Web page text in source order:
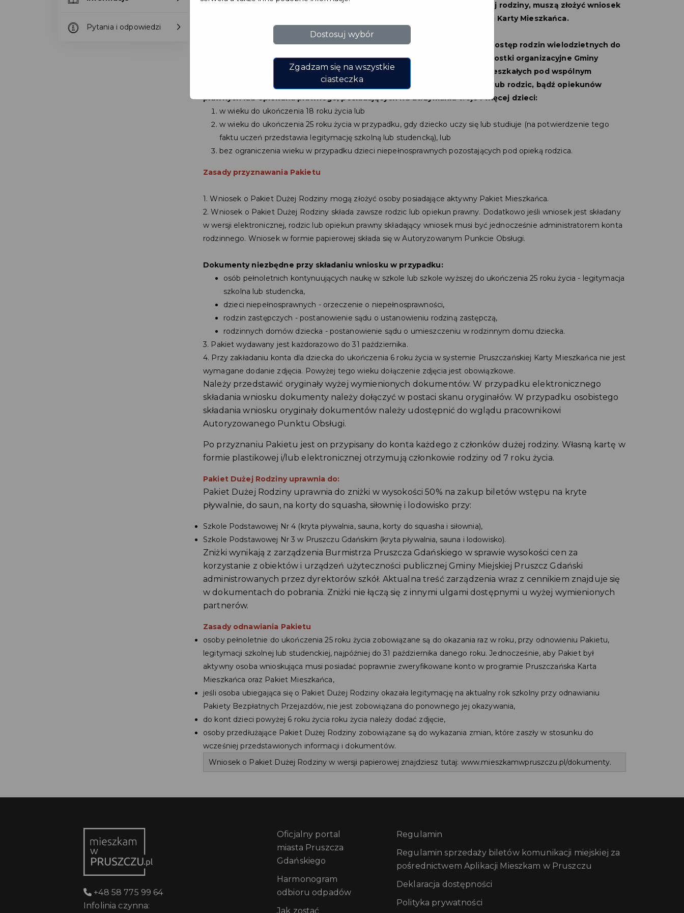
Pytania i odpowiedzi
ze zniżek i ulg wynikających z posiadania dużej rodziny, muszą złożyć wniosek
Pakiet Dużej Rodziny w ramach Pruszczańskiej Karty Mieszkańca.
Pakiet Dużej Rodziny powstał, aby zwiększyć dostęp rodzin wielodzietnych do
sportu i rekreacji w instytucjach oraz obiektach zarządzanych przez jednostki organizacyjne Gminy
Miejskiej Pruszcz Gdański. Pakiet adresowany jest do dużych rodzin zamieszkałych pod wspólnym
adresem na terenie miasta Pruszcz Gdański, składających się z rodziców lub rodzic, bądź opiekunów
prawnych lub opiekuna prawnego, posiadających na utrzymaniu troje i więcej dzieci:
w wieku do ukończenia 18 roku życia lub
w wieku do ukończenia 25 roku życia w przypadku, gdy dziecko uczy się lub studiuje (na potwierdzenie tego
faktu uczeń przedstawia legitymację szkolną lub studencką), lub
bez ograniczenia wieku w przypadku dzieci niepełnosprawnych pozostających pod opieką rodzica.
Zasady przyznawania Pakietu
1. Wniosek o Pakiet Dużej Rodziny mogą złożyć osoby posiadające aktywny Pakiet Mieszkańca.
2. Wniosek o Pakiet Dużej Rodziny składa zawsze rodzic lub opiekun prawny. Dodatkowo jeśli wniosek jest składany
w wersji elektronicznej, rodzic lub opiekun prawny składający wniosek musi być jednocześnie administratorem konta
rodzinnego. Wniosek w formie papierowej składa się w Autoryzowanym Punkcie Obsługi.
Dokumenty niezbędne przy składaniu wniosku w przypadku:
osób pełnoletnich kontynuujących naukę w szkole lub szkole wyższej do ukończenia 25 roku życia - legitymacja
szkolna lub studencka,
dzieci niepełnosprawnych - orzeczenie o niepełnosprawności,
rodzin zastępczych - postanowienie sądu o ustanowieniu rodziną zastępczą,
rodzinnych domów dziecka - postanowienie sądu o umieszczeniu w rodzinnym domu dziecka.
3. Pakiet wydawany jest każdorazowo do 31 października.
4. Przy zakładaniu konta dla dziecka do ukończenia 6 roku życia w systemie Pruszczańskiej Karty Mieszkańca nie jest
wymagane dodanie zdjęcia. Powyżej tego wieku dołączenie zdjęcia jest obowiązkowe.
Należy przedstawić oryginały wyżej wymienionych dokumentów. W przypadku elektronicznego
składania wniosku dokumenty należy dołączyć w postaci skanu oryginałów. W przypadku osobistego
składania wniosku oryginały dokumentów należy udostępnić do wglądu pracownikowi
Autoryzowanego Punktu Obsługi.
Po przyznaniu Pakietu jest on przypisany do konta każdego z członków dużej rodziny. Własną kartę w
formie plastikowej i/lub elektronicznej otrzymują członkowie rodziny od 7 roku życia.
Pakiet Dużej Rodziny uprawnia do:
Pakiet Dużej Rodziny uprawnia do zniżki w wysokości 50% na zakup biletów wstępu na kryte
pływalnie, do saun, na korty do squasha, siłownię i lodowisko przy:
Szkole Podstawowej Nr 4 (kryta pływalnia, sauna, korty do squasha i siłownia),
Szkole Podstawowej Nr 3 w Pruszczu Gdańskim (kryta pływalnia, sauna i lodowisko).
Zniżki wynikają z zarządzenia Burmistrza Pruszcza Gdańskiego w sprawie wysokości cen za
korzystanie z obiektów i urządzeń użyteczności publicznej Gminy Miejskiej Pruszcz Gdański
administrowanych przez dyrektorów szkół. Aktualna treść zarządzenia wraz z cennikiem znajduje się
w dokumentach do pobrania. Zniżki nie łączą się z innymi ulgami dostępnymi u wyżej wymienionych
partnerów.
Zasady odnawiania Pakietu
osoby pełnoletnie do ukończenia 25 roku życia zobowiązane są do okazania raz w roku, przy odnowieniu Pakietu,
legitymacji szkolnej lub studenckiej, najpóźniej do 31 października danego roku. Jednocześnie, aby Pakiet był
aktywny osoba wnioskująca musi posiadać poprawnie zweryfikowane konto w programie Pruszczańska Karta
Mieszkańca oraz Pakiet Mieszkańca,
jeśli osoba ubiegająca się o Pakiet Dużej Rodziny okazała legitymację na aktualny rok szkolny przy odnawianiu
Pakiety Bezpłatnych Przejazdów, nie jest zobowiązana do ponownego jej okazywania,
do kont dzieci powyżej 6 roku życia roku życia należy dodać zdjęcie,
osoby przedłużające Pakiet Dużej Rodziny zobowiązane są do wykazania zmian, które zaszły w stosunku do
wcześniej przedstawionych informacji i dokumentów.
Wniosek o Pakiet Dużej Rodziny w wersji papierowej znajdziesz tutaj: www.mieszkamwpruszczu.pl/dokumenty.
+48 58 775 99 64
Infolinia czynna:
Oficjalny portal
miasta Pruszcza
Gdańskiego
Harmonogram
odbioru odpadów
Jak zostać
Regulamin
Regulamin sprzedaży biletów komunikacji miejskiej za
pośrednictwem Aplikacji Mieszkam w Pruszczu
Deklaracja dostępności
Polityka prywatności
Dostosuj wybór
Zgadzam się na wszystkie
ciasteczka